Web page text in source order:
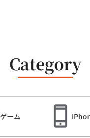
Category
ゲーム